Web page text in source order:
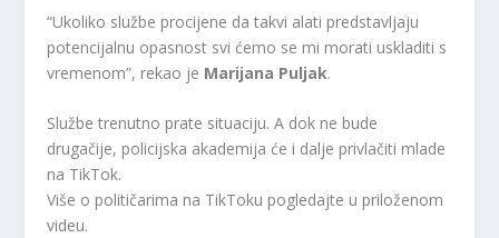
“Ukoliko službe procijene da takvi alati predstavljaju
potencijalnu opasnost svi ćemo se mi morati uskladiti s
vremenom”, rekao je Marijana Puljak.
Službe trenutno prate situaciju. A dok ne bude
drugačije, policijska akademija će i dalje privlačiti mlade
na TikTok.
Više o političarima na TikToku pogledajte u priloženom
videu.